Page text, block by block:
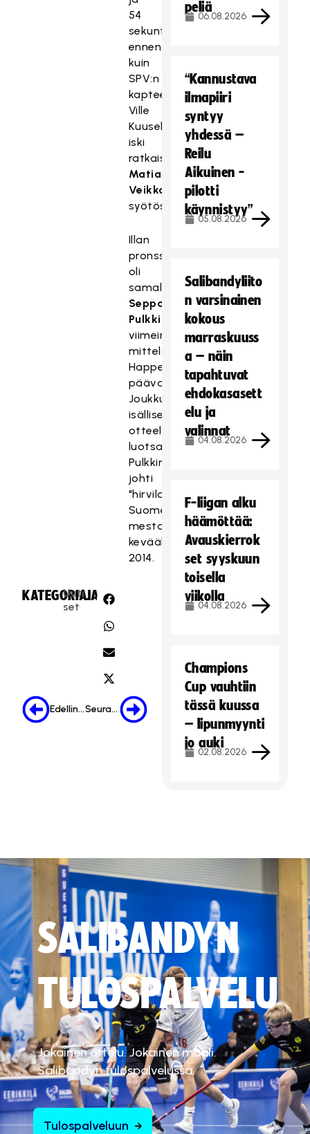
54
sekuntia
ennen
kuin
SPV:n
kapteeni
Ville
Kuusela
iski
ratkaisun
Matias
Veikkolan
syötöstä.
Illan
pronssiottelu
oli
samalla
Seppo
Pulkkisen
viimeinen
mittelö
Happeen
päävalmentajana.
Joukkuetta
isällisellä
otteella
luotsannut
Pulkkinen
johti
"hirvilauman"
Suomen
mestariksi
keväällä
2014.
KATEGORIA:
Uuti
set
JAA:
Edellinen Seuraava
peliä
06.08.2026
“Kannustava
ilmapiiri
syntyy
yhdessä –
Reilu
Aikuinen -
pilotti
käynnistyy”
05.08.2026
Salibandyliito
n varsinainen
kokous
marraskuuss
a – näin
tapahtuvat
ehdokasasett
elu ja
valinnat
04.08.2026
F-liigan alku
häämöttää:
Avauskierrok
set syyskuun
toisella
viikolla
04.08.2026
Champions
Cup vauhtiin
tässä kuussa
– lipunmyynti
jo auki
02.08.2026
SALIBANDYN
TULOSPALVELU
Jokainen ottelu. Jokainen maali.
Salibandyn tulospalvelussa.
Tulospalveluun